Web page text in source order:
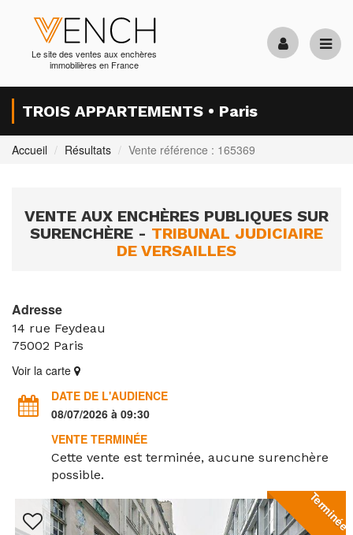
Le site des ventes aux enchères
immobilières en France
TROIS APPARTEMENTS • Paris
Accueil Résultats Vente référence : 165369
VENTE AUX ENCHÈRES PUBLIQUES SUR
SURENCHÈRE - TRIBUNAL JUDICIAIRE
DE VERSAILLES
Adresse
14 rue Feydeau
75002 Paris
Voir la carte
DATE DE L'AUDIENCE
08/07/2026 à 09:30
VENTE TERMINÉE
Cette vente est terminée, aucune surenchère
possible.
Terminée